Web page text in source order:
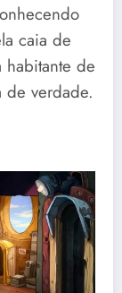
caia de
habitante de
de verdade.